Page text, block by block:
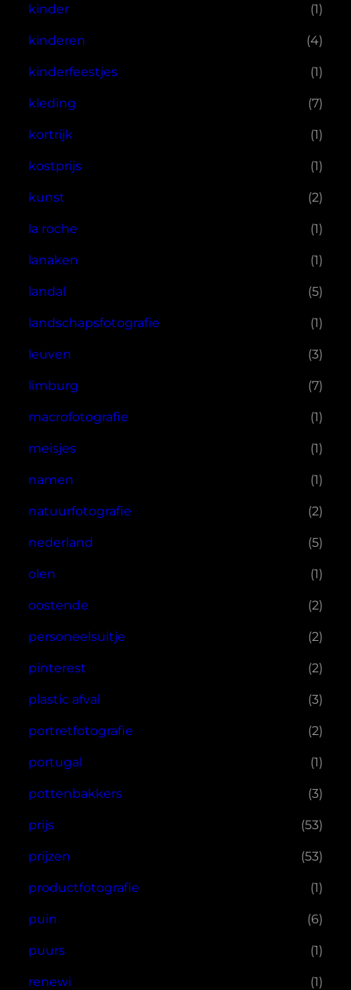
kinder (1)
kinderen (4)
kinderfeestjes (1)
kleding (7)
kortrijk (1)
kostprijs (1)
kunst (2)
la roche (1)
lanaken (1)
landal (5)
landschapsfotografie (1)
leuven (3)
limburg (7)
macrofotografie (1)
meisjes (1)
namen (1)
natuurfotografie (2)
nederland (5)
olen (1)
oostende (2)
personeelsuitje (2)
pinterest (2)
plastic afval (3)
portretfotografie (2)
portugal (1)
pottenbakkers (3)
prijs (53)
prijzen (53)
productfotografie (1)
puin (6)
puurs (1)
renewi (1)